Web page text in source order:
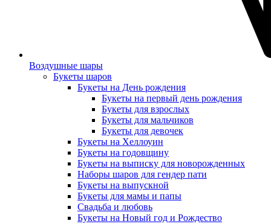
Воздушные шары
Букеты шаров
Букеты на День рождения
Букеты на первый день рождения
Букеты для взрослых
Букеты для мальчиков
Букеты для девочек
Букеты на Хеллоуин
Букеты на годовщину
Букеты на выписку для новорожденных
Наборы шаров для гендер пати
Букеты на выпускной
Букеты для мамы и папы
Свадьба и любовь
Букеты на Новый год и Рождество